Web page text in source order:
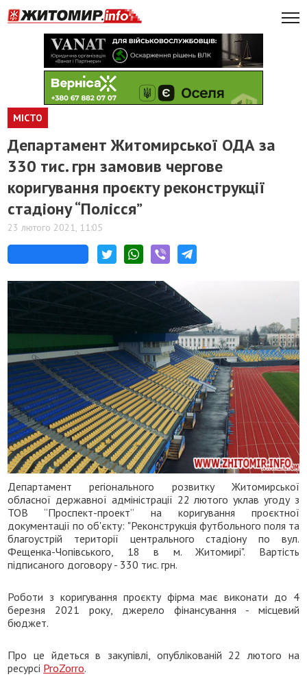
МІСТО
​Департамент Житомирської ОДА за
330 тис. грн замовив чергове
коригування проєкту реконструкції
стадіону “Полісся”
23 лютого 2021, 11:05
Департамент регіонального розвитку Житомирської
обласної державної адміністрації 22 лютого уклав угоду з
ТОВ “Проспект-проект” на коригування проєктної
документації по об'єкту: "Реконструкція футбольного поля та
благоустрій території центрального стадіону по вул.
Фещенка-Чопівського, 18 в м. Житомирі". Вартість
підписаного договору - 330 тис. грн.
Роботи з коригування проєкту фірма має виконати до 4
березня 2021 року, джерело фінансування - місцевий
бюджет.
Про це йдеться в закупівлі, опублікованій 22 лютого на
ресурсі ProZorro.